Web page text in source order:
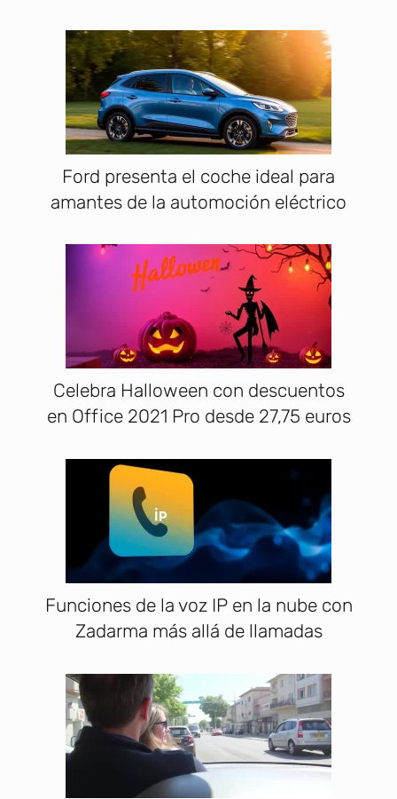
Ford presenta el coche ideal para
amantes de la automoción eléctrico
Celebra Halloween con descuentos
en Office 2021 Pro desde 27,75 euros
Funciones de la voz IP en la nube con
Zadarma más allá de llamadas